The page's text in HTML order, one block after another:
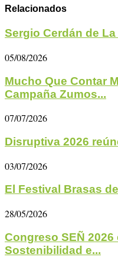
Relacionados
Sergio Cerdán de
05/08/2026
Mucho Que Contar
Campaña Zumos...
07/07/2026
Disruptiva 2026
03/07/2026
El Festival Brasas
28/05/2026
Congreso SEÑ
Sostenibilidad e...